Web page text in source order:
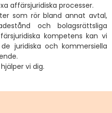
affärsjuridiska processer.
som rör bland annat avtal,
och bolagsrättsliga
kompetens kan vi
juridiska och kommersiella
vi dig.